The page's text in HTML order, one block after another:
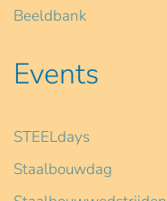
Beeldbank
Events
STEELdays
Staalbouwdag